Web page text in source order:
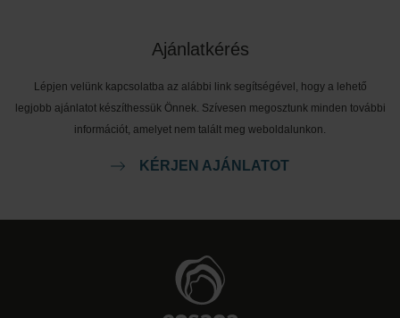
Ajánlatkérés
Lépjen velünk kapcsolatba az alábbi link segítségével, hogy a lehető
legjobb ajánlatot készíthessük Önnek. Szívesen megosztunk minden további
információt, amelyet nem talált meg weboldalunkon.
KÉRJEN AJÁNLATOT